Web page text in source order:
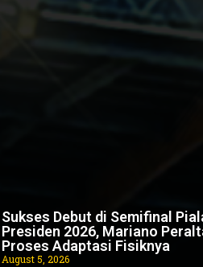
Sukses Debut di Semifinal
Presiden 2026, Mariano
Proses Adaptasi Fisiknya
August 5, 2026